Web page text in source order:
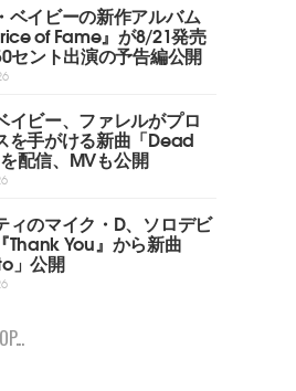
ベイビーの新作アルバム
of Fame』が8/21発売
セント出演の予告編公開
イビー、ファレルがプロ
を手がける新曲「Dead
配信、MVも公開
ィのマイク・D、ソロデビ
Thank You』から新曲
」公開